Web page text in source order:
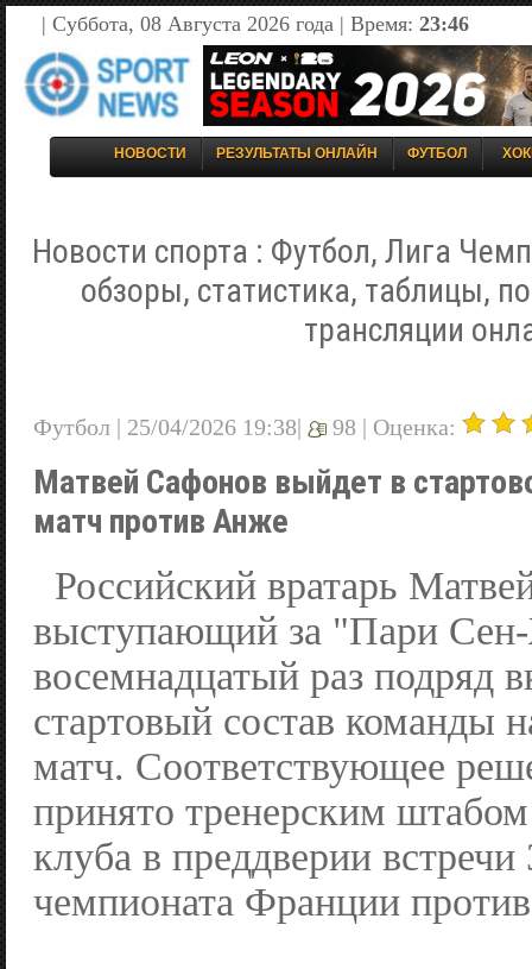
| Суббота, 08 Августа 2026 года | Время: 23:46
НОВОСТИ РЕЗУЛЬТАТЫ ОНЛАЙН ФУТБОЛ
Новости спорта : Футбол, Лига
обзоры, статистика, таблицы,
трансляции
Футбол | 25/04/2026 19:38| 98 | Оценка:
Матвей Сафонов выйдет в
матч против Анже
Российский вратарь
выступающий за "Пари
восемнадцатый раз подряд
стартовый состав команды
матч. Соответствующее
принято тренерским
клуба в преддверии встречи
чемпионата Франции